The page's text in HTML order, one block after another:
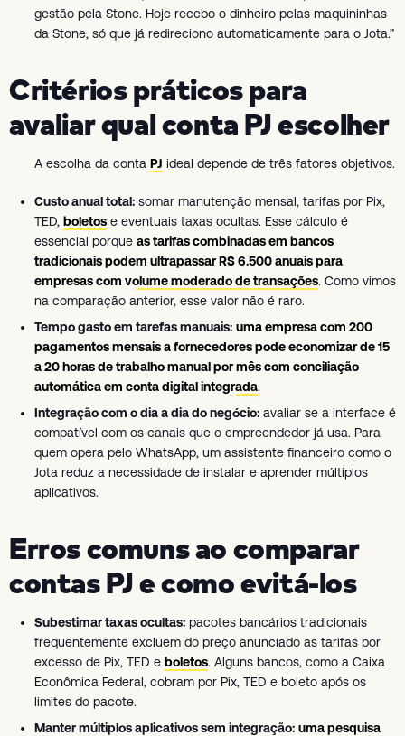
gestão pela Stone. Hoje recebo o dinheiro pelas maquininhas
da Stone, só que já redireciono automaticamente para o Jota.”
Critérios práticos para
avaliar qual conta PJ escolher
A escolha da conta PJ ideal depende de três fatores objetivos.
Custo anual total: somar manutenção mensal, tarifas por Pix,
TED, boletos e eventuais taxas ocultas. Esse cálculo é
essencial porque as tarifas combinadas em bancos
tradicionais podem ultrapassar R$ 6.500 anuais para
empresas com volume moderado de transações. Como vimos
na comparação anterior, esse valor não é raro.
Tempo gasto em tarefas manuais: uma empresa com 200
pagamentos mensais a fornecedores pode economizar de 15
a 20 horas de trabalho manual por mês com conciliação
automática em conta digital integrada.
Integração com o dia a dia do negócio: avaliar se a interface é
compatível com os canais que o empreendedor já usa. Para
quem opera pelo WhatsApp, um assistente financeiro como o
Jota reduz a necessidade de instalar e aprender múltiplos
aplicativos.
Erros comuns ao comparar
contas PJ e como evitá-los
Subestimar taxas ocultas: pacotes bancários tradicionais
frequentemente excluem do preço anunciado as tarifas por
excesso de Pix, TED e boletos. Alguns bancos, como a Caixa
Econômica Federal, cobram por Pix, TED e boleto após os
limites do pacote.
Manter múltiplos aplicativos sem integração: uma pesquisa